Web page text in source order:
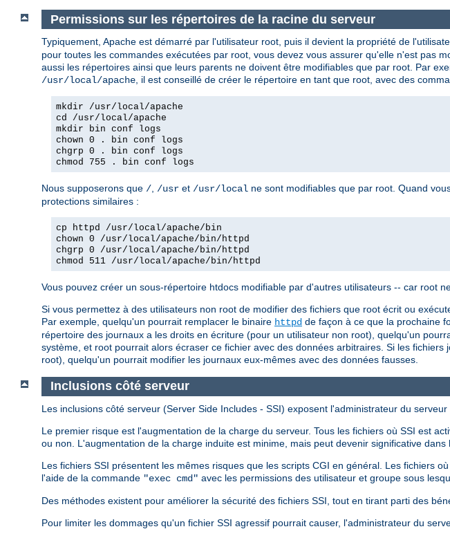
Permissions sur les répertoires de la racine du serveur
Typiquement, Apache est démarré par l'utilisateur root, puis il devient la propriété de
pour toutes les commandes exécutées par root, vous devez vous assurer qu'elle n'est pas
aussi les répertoires ainsi que leurs parents ne doivent être modifiables que par root. Par
/usr/local/apache, il est conseillé de créer le répertoire en tant que root, avec des
mkdir /usr/local/apache
cd /usr/local/apache
mkdir bin conf logs
chown 0 . bin conf logs
chgrp 0 . bin conf logs
chmod 755 . bin conf logs
Nous supposerons que /, /usr et /usr/local ne sont modifiables que par root. Quand
protections similaires :
cp httpd /usr/local/apache/bin
chown 0 /usr/local/apache/bin/httpd
chgrp 0 /usr/local/apache/bin/httpd
chmod 511 /usr/local/apache/bin/httpd
Vous pouvez créer un sous-répertoire htdocs modifiable par d'autres utilisateurs -- car root
Si vous permettez à des utilisateurs non root de modifier des fichiers que root écrit ou
Par exemple, quelqu'un pourrait remplacer le binaire httpd de façon à ce que la prochaine
répertoire des journaux a les droits en écriture (pour un utilisateur non root), quelqu'un
système, et root pourrait alors écraser ce fichier avec des données arbitraires. Si les
root), quelqu'un pourrait modifier les journaux eux-mêmes avec des données fausses.
Inclusions côté serveur
Les inclusions côté serveur (Server Side Includes - SSI) exposent l'administrateur du
Le premier risque est l'augmentation de la charge du serveur. Tous les fichiers où SSI est
ou non. L'augmentation de la charge induite est minime, mais peut devenir significative dans
Les fichiers SSI présentent les mêmes risques que les scripts CGI en général. Les fichiers
l'aide de la commande "exec cmd" avec les permissions des utilisateur et groupe sous
Des méthodes existent pour améliorer la sécurité des fichiers SSI, tout en tirant parti des
Pour limiter les dommages qu'un fichier SSI agressif pourrait causer, l'administrateur du